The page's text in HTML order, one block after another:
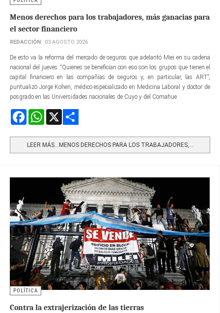
Menos derechos para los trabajadores, más ganacias para
el sector financiero
REDACCIÓN 03 AGOSTO 2026
De esto va la reforma del mercado de seguros que adelantó Miei en su cadena
nacional del jueves. “Quienes se benefician con eso son los grupos que tienen el
capital financiero en las compañías de seguros y, en particular, las ART”,
puntualizó Jorge Kohen, médico especializado en Medicina Laboral y doctor de
posgrado en las Universidades nacionales de Cuyo y del Comahue.
FacebookWhatsApp
LEER MÁS…MENOS DERECHOS PARA LOS TRABAJADORES,...
POLÍTICA
Contra la extrajerización de las tierras